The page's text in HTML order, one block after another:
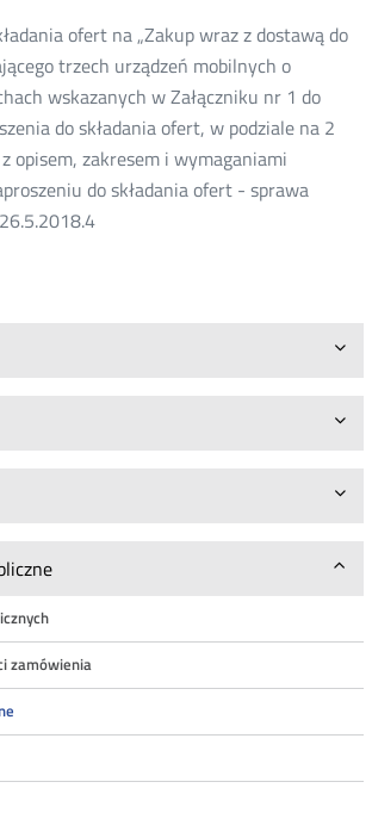
zamówienia
ofert na „Zakup wraz z dostawą do
trzech urządzeń mobilnych o
wskazanych w Załączniku nr 1 do
do składania ofert, w podziale na 2
opisem, zakresem i wymaganiami
do składania ofert - sprawa